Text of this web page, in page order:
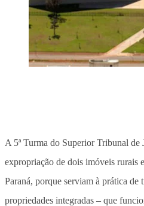
A 5ª Turma do Superior Tribunal de
expropriação de dois imóveis rurais
Paraná, porque serviam à prática de
propriedades integradas – que